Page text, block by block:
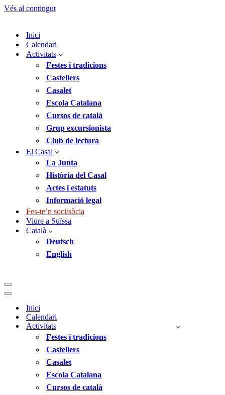
Vés al contingut
Inici
Calendari
Activitats
Festes i tradicions
Castellers
Casalet
Escola Catalana
Cursos de català
Grup excursionista
Club de lectura
El Casal
La Junta
Història del Casal
Actes i estatuts
Informació legal
Fes-te’n soci/sòcia
Viure a Suïssa
Català
Deutsch
English
Menú
de
Menú
navegació
Inici
Calendari
Activitats
Festes i tradicions
Castellers
Casalet
Escola Catalana
Cursos de català